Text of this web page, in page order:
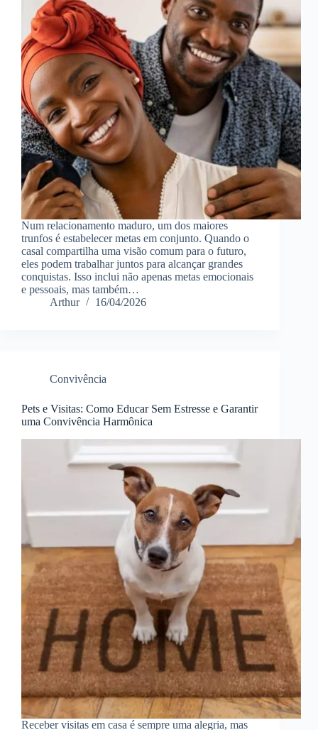
Num relacionamento maduro, um dos maiores
trunfos é estabelecer metas em conjunto. Quando o
casal compartilha uma visão comum para o futuro,
eles podem trabalhar juntos para alcançar grandes
conquistas. Isso inclui não apenas metas emocionais
e pessoais, mas também…
Arthur
16/04/2026
Convivência
Pets e Visitas: Como Educar Sem Estresse e Garantir
uma Convivência Harmônica
Receber visitas em casa é sempre uma alegria, mas